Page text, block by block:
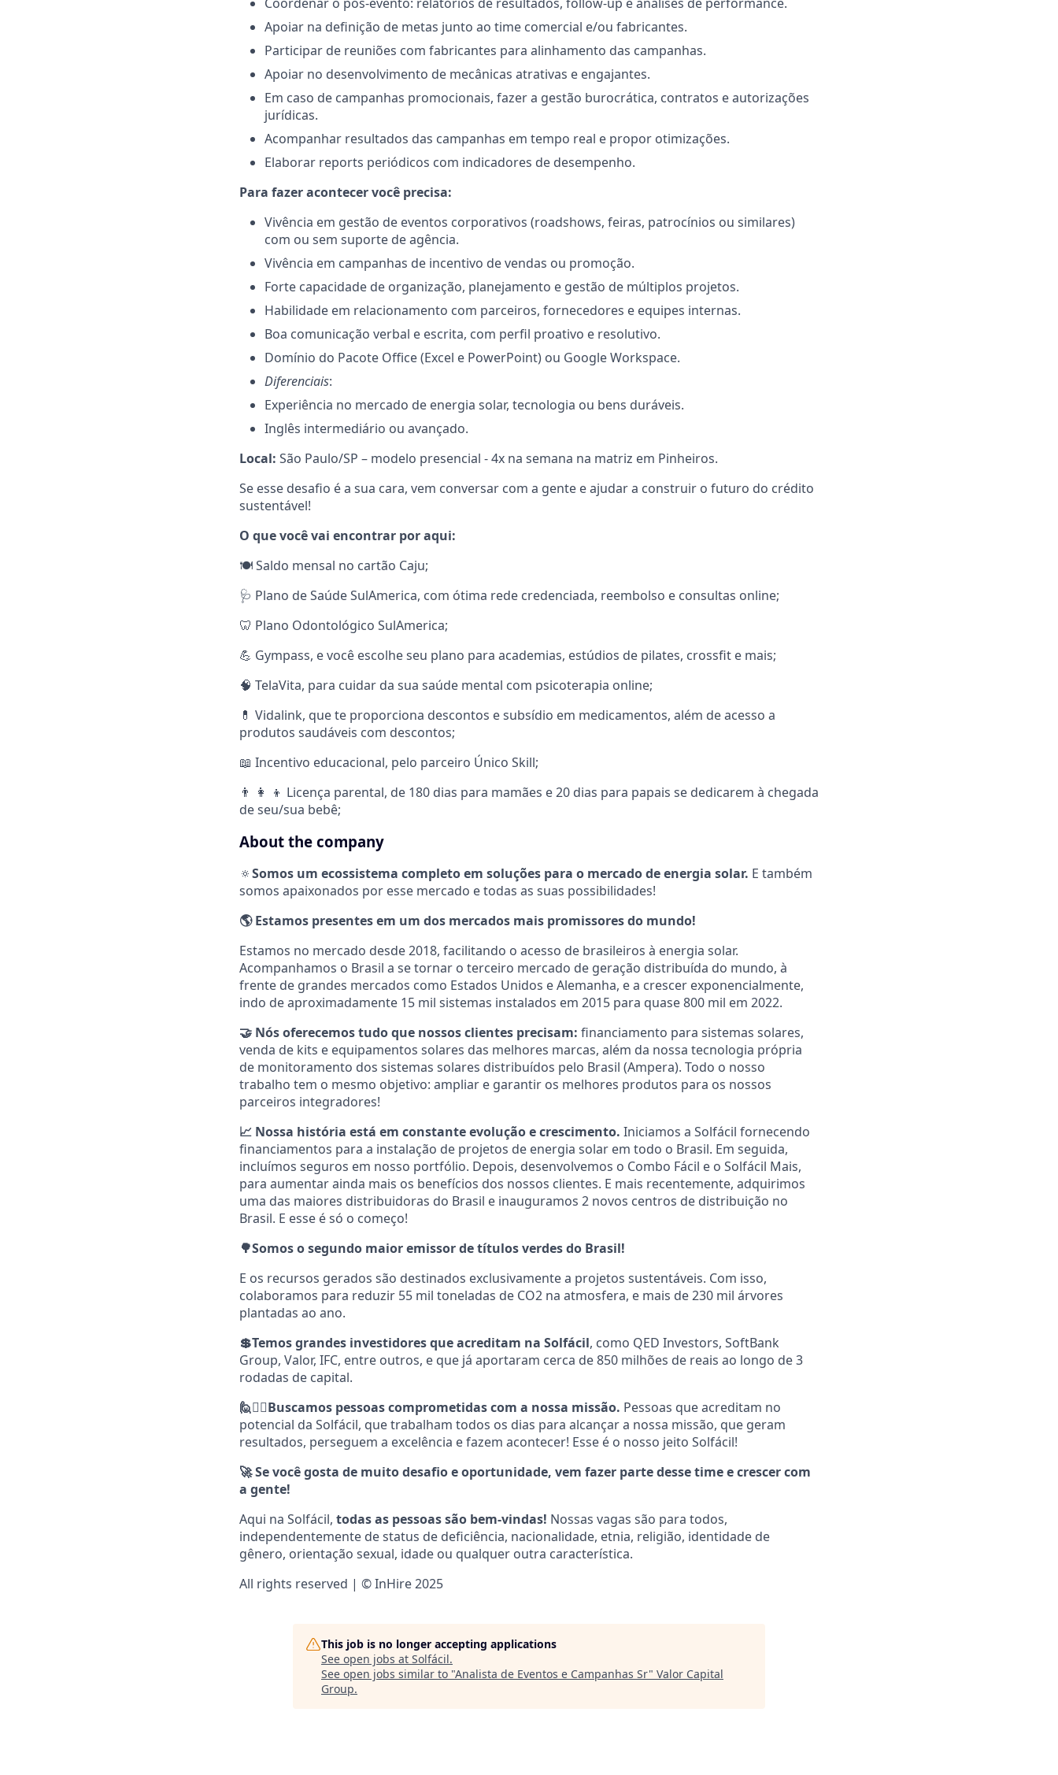
Apoiar na definição de metas junto ao time comercial e/ou fabricantes.
Participar de reuniões com fabricantes para alinhamento das campanhas.
Apoiar no desenvolvimento de mecânicas atrativas e engajantes.
Em caso de campanhas promocionais, fazer a gestão burocrática, contratos e autorizações
jurídicas.
Acompanhar resultados das campanhas em tempo real e propor otimizações.
Elaborar reports periódicos com indicadores de desempenho.
Para fazer acontecer você precisa:
Vivência em gestão de eventos corporativos (roadshows, feiras, patrocínios ou similares)
com ou sem suporte de agência.
Vivência em campanhas de incentivo de vendas ou promoção.
Forte capacidade de organização, planejamento e gestão de múltiplos projetos.
Habilidade em relacionamento com parceiros, fornecedores e equipes internas.
Boa comunicação verbal e escrita, com perfil proativo e resolutivo.
Domínio do Pacote Office (Excel e PowerPoint) ou Google Workspace.
Diferenciais:
Experiência no mercado de energia solar, tecnologia ou bens duráveis.
Inglês intermediário ou avançado.
Local: São Paulo/SP – modelo presencial - 4x na semana na matriz em Pinheiros.
Se esse desafio é a sua cara, vem conversar com a gente e ajudar a construir o futuro do crédito
sustentável!
O que você vai encontrar por aqui:
🍽️ Saldo mensal no cartão Caju;
🩺 Plano de Saúde SulAmerica, com ótima rede credenciada, reembolso e consultas online;
🦷 Plano Odontológico SulAmerica;
💪 Gympass, e você escolhe seu plano para academias, estúdios de pilates, crossfit e mais;
🧠 TelaVita, para cuidar da sua saúde mental com psicoterapia online;
💊 Vidalink, que te proporciona descontos e subsídio em medicamentos, além de acesso a
produtos saudáveis com descontos;
📖 Incentivo educacional, pelo parceiro Único Skill;
👨 👩 👦 Licença parental, de 180 dias para mamães e 20 dias para papais se dedicarem à chegada
de seu/sua bebê;
About the company
🔅Somos um ecossistema completo em soluções para o mercado de energia solar. E também
somos apaixonados por esse mercado e todas as suas possibilidades!
🌎Estamos presentes em um dos mercados mais promissores do mundo!
Estamos no mercado desde 2018, facilitando o acesso de brasileiros à energia solar.
Acompanhamos o Brasil a se tornar o terceiro mercado de geração distribuída do mundo, à
frente de grandes mercados como Estados Unidos e Alemanha, e a crescer exponencialmente,
indo de aproximadamente 15 mil sistemas instalados em 2015 para quase 800 mil em 2022.
🤝 Nós oferecemos tudo que nossos clientes precisam: financiamento para sistemas solares,
venda de kits e equipamentos solares das melhores marcas, além da nossa tecnologia própria
de monitoramento dos sistemas solares distribuídos pelo Brasil (Ampera). Todo o nosso
trabalho tem o mesmo objetivo: ampliar e garantir os melhores produtos para os nossos
parceiros integradores!
📈 Nossa história está em constante evolução e crescimento. Iniciamos a Solfácil fornecendo
financiamentos para a instalação de projetos de energia solar em todo o Brasil. Em seguida,
incluímos seguros em nosso portfólio. Depois, desenvolvemos o Combo Fácil e o Solfácil Mais,
para aumentar ainda mais os benefícios dos nossos clientes. E mais recentemente, adquirimos
uma das maiores distribuidoras do Brasil e inauguramos 2 novos centros de distribuição no
Brasil. E esse é só o começo!
🌳Somos o segundo maior emissor de títulos verdes do Brasil!
E os recursos gerados são destinados exclusivamente a projetos sustentáveis. Com isso,
colaboramos para reduzir 55 mil toneladas de CO2 na atmosfera, e mais de 230 mil árvores
plantadas ao ano.
💲Temos grandes investidores que acreditam na Solfácil, como QED Investors, SoftBank
Group, Valor, IFC, entre outros, e que já aportaram cerca de 850 milhões de reais ao longo de 3
rodadas de capital.
🙋💁‍♀️Buscamos pessoas comprometidas com a nossa missão. Pessoas que acreditam no
potencial da Solfácil, que trabalham todos os dias para alcançar a nossa missão, que geram
resultados, perseguem a excelência e fazem acontecer! Esse é o nosso jeito Solfácil!
🚀 Se você gosta de muito desafio e oportunidade, vem fazer parte desse time e crescer com
a gente!
Aqui na Solfácil, todas as pessoas são bem-vindas! Nossas vagas são para todos,
independentemente de status de deficiência, nacionalidade, etnia, religião, identidade de
gênero, orientação sexual, idade ou qualquer outra característica.
All rights reserved | © InHire 2025
This job is no longer accepting applications
See open jobs at Solfácil.
See open jobs similar to "Analista de Eventos e Campanhas Sr" Valor Capital
Group.